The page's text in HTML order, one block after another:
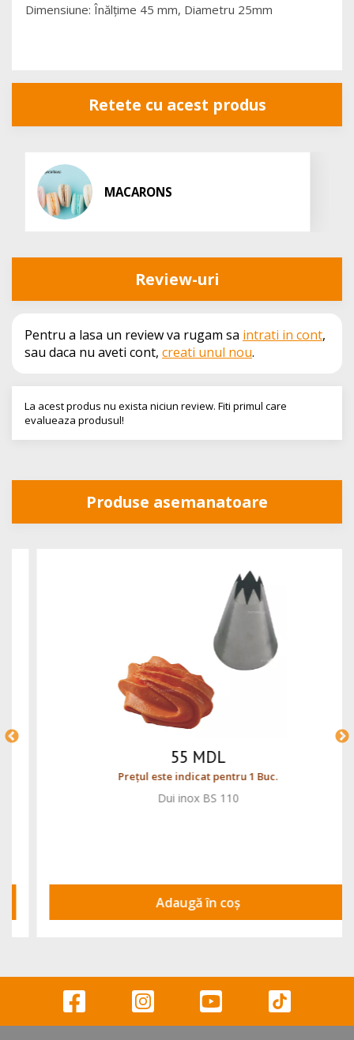
Dimensiune: Înălțime 45 mm, Diametru 25mm
Retete cu acest produs
MACARONS
Review-uri
Pentru a lasa un review va rugam sa intrati in cont,
sau daca nu aveti cont, creati unul nou.
La acest produs nu exista niciun review. Fiti primul care
evalueaza produsul!
Produse asemanatoare
55 MDL
Prețul este indicat pentru 1 Buc.
Dui inox BS 110
Adaugă în coș